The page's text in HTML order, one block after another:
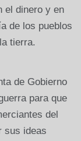
el dinero y en
de los pueblos
tierra.
de Gobierno
para que
del
sus ideas